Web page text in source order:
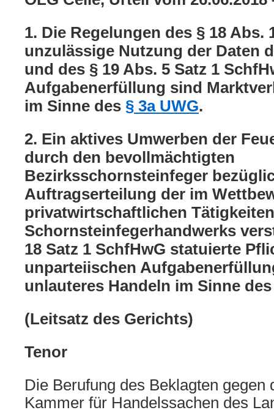
1. Die Regelungen des § 18 Abs.
unzulässige Nutzung der Daten
und des § 19 Abs. 5 Satz 1
Aufgabenerfüllung sind
im Sinne des § 3a UWG.
2. Ein aktives Umwerben der
durch den bevollmächtigten
Bezirksschornsteinfeger
Auftragserteilung der im
privatwirtschaftlichen
Schornsteinfegerhandwerks
18 Satz 1 SchfHwG statuierte
unparteiischen
unlauteres Handeln im Sinne
(Leitsatz des Gerichts)
Tenor
Die Berufung des Beklagten gegen
Kammer für Handelssachen des